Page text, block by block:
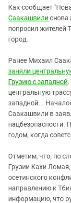
Чечня
Южная Осетия
Южный Кавказ
Как сообщает
Саакашвили снова
попросил жителей
город.
Ранее Михаил
заняли
Грузию с западной
центральную
западной...
Саакашвили в
нацбезопасности.
годом, когда
Отметим, что, по
Грузии Кахи
осетинского
направлению к
информацию, что